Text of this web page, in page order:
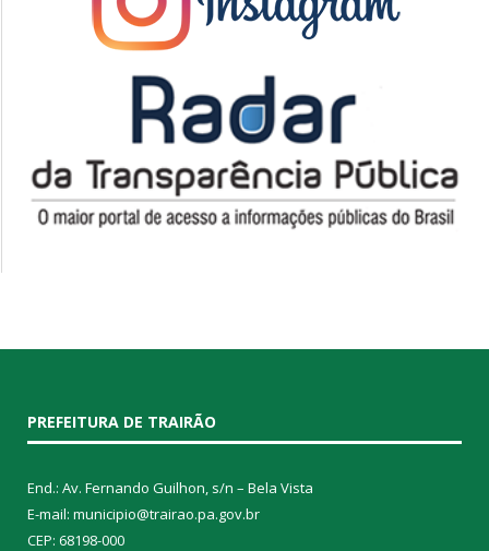
PREFEITURA DE TRAIRÃO
End.: Av. Fernando Guilhon, s/n – Bela Vista
E-mail: municipio@trairao.pa.gov.br
CEP: 68198-000